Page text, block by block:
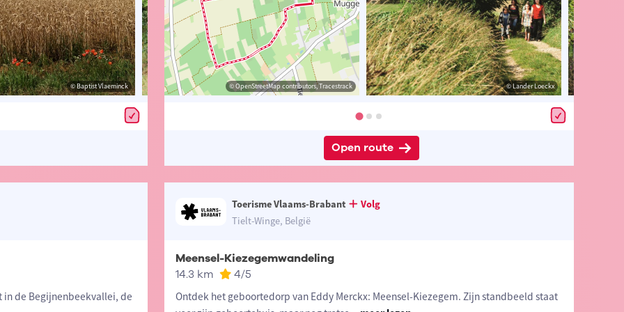
© Baptist Vlaeminck © Lander Loeckx © OpenStreetMap contributors, Tracestrack
© Lander Loeckx © OpenStreetMap contributors, Tracestrack © Lander Loeckx
Open route
de Begijnenbeekvallei, de
Toerisme Vlaams-Brabant
Volg
Tielt-Winge, België
Meensel-Kiezegemwandeling
14.3 km 4/5
Ontdek het geboortedorp van Eddy Merckx: Meensel-Kiezegem. Zijn standbeeld staat